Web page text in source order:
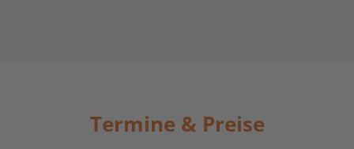
Termine & Preise